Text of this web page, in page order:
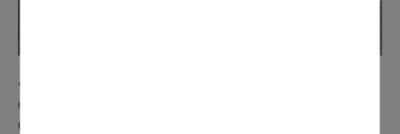
« 7 bénévoles ont travaillé sur la préparation de notre
char. Mais nous avons aussi confectionné 150 costumes,
dont des papillons géants pour accompagner les 20